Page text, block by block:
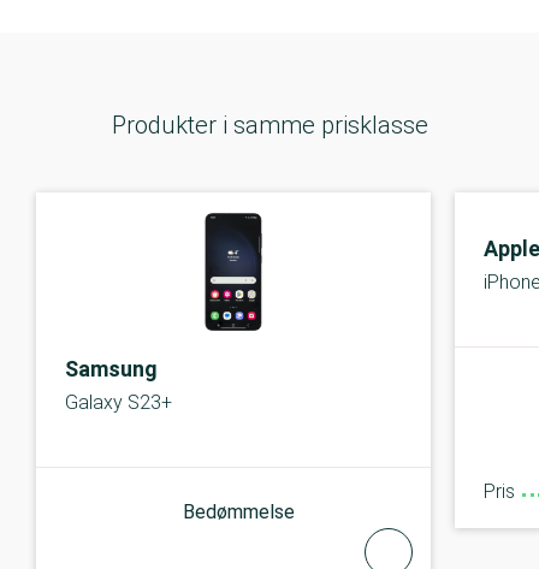
Produkter i samme prisklasse
Samsung
Galaxy S23+
Bedømmelse
Apple
Pris